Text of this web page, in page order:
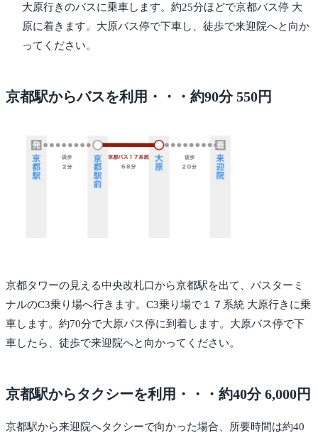
大原行きのバスに乗車します。約25分ほどで京都バス停 大
原に着きます。大原バス停で下車し、徒歩で来迎院へと向か
ってください。
京都駅からバスを利用・・・約90分 550円
京都タワーの見える中央改札口から京都駅を出て、バスターミ
ナルのC3乗り場へ行きます。C3乗り場で１７系統 大原行きに乗
車します。約70分で大原バス停に到着します。大原バス停で下
車したら、徒歩で来迎院へと向かってください。
京都駅からタクシーを利用・・・約40分 6,000円
京都駅から来迎院へタクシーで向かった場合、所要時間は約40